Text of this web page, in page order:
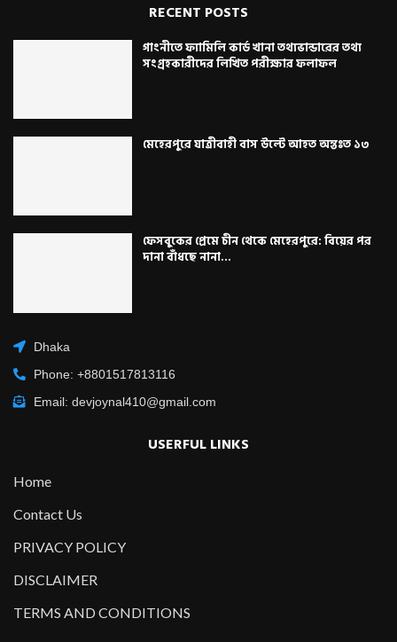
RECENT POSTS
গাংনীতে ফ্যামিলি কার্ড খানা তথ্যভান্ডারের তথ্য
সংগ্রহকারীদের লিখিত পরীক্ষার ফলাফল
মেহেরপুরে যাত্রীবাহী বাস উল্টে আহত অন্তঃত ১৩
ফেসবুকের প্রেমে চীন থেকে মেহেরপুরে: বিয়ের পর
দানা বাঁধছে নানা...
Dhaka
Phone: +8801517813116
Email: devjoynal410@gmail.com
USERFUL LINKS
Home
Contact Us
PRIVACY POLICY
DISCLAIMER
TERMS AND CONDITIONS